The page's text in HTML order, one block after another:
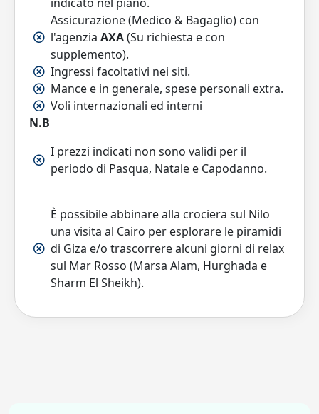
Assicurazione (Medico & Bagaglio) con
l'agenzia AXA(Su richiesta e con
supplemento).
Ingressi facoltativi nei siti.
Mance e in generale, spese personali extra.
Voli internazionali ed interni
N.B
I prezzi indicati non sono validi per il
periodo di Pasqua, Natale e Capodanno.
È possibile abbinare alla crociera sul Nilo
una visita al Cairo per esplorare le piramidi
di Giza e/o trascorrere alcuni giorni di relax
sul Mar Rosso (Marsa Alam, Hurghada e
Sharm El Sheikh).